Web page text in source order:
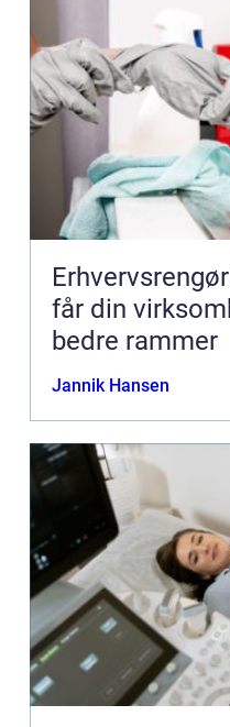
Erhvervsrengøring
får din
bedre rammer
Jannik Hansen